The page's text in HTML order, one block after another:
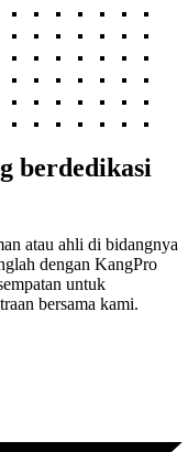
berdedikasi
atau ahli di bidangnya
dengan KangPro
untuk
bersama kami.